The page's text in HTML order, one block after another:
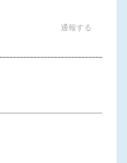
通報する